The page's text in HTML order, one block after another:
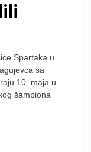
Spartaka u
sa
10. maja u
šampiona